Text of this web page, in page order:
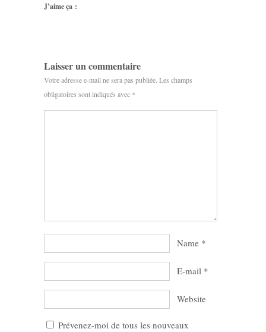
J’aime ça :
Laisser un commentaire
Votre adresse e-mail ne sera pas publiée. Les champs
obligatoires sont indiqués avec *
Name *
E-mail *
Website
Prévenez-moi de tous les nouveaux